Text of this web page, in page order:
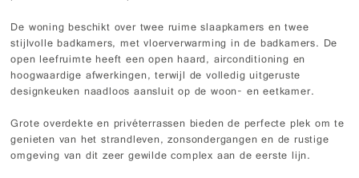
De woning beschikt over twee ruime slaapkamers en twee
stijlvolle badkamers, met vloerverwarming in de badkamers. De
open leefruimte heeft een open haard, airconditioning en
hoogwaardige afwerkingen, terwijl de volledig uitgeruste
designkeuken naadloos aansluit op de woon- en eetkamer.
Grote overdekte en privéterrassen bieden de perfecte plek om te
genieten van het strandleven, zonsondergangen en de rustige
omgeving van dit zeer gewilde complex aan de eerste lijn.